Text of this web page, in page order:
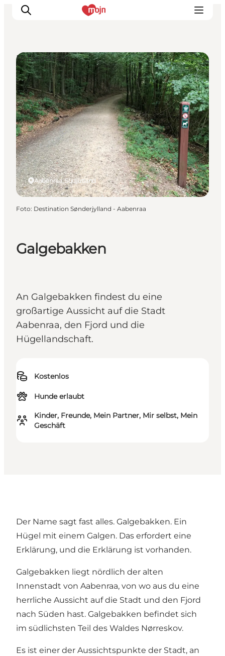
Erlebnisse
Städte und Regionen
Events
Übernachtung
Plane deine Reise
Booking
Galgebakken
An Galgebakken findest du eine
großartige Aussicht auf die Stadt
Aabenraa, den Fjord und die
Hügellandschaft.
Kostenlos
Hunde erlaubt
Kinder, Freunde, Mein Partner, Mir selbst, Mein
Geschäft
Aabenraa, Südjütland
Naturgebiete
Foto: Destination Sønderjylland - Aabenraa
Der Name sagt fast alles. Galgebakken. Ein
Hügel mit einem Galgen. Das erfordert eine
Erklärung, und die Erklärung ist vorhanden.
Galgebakken liegt nördlich der alten
Innenstadt von Aabenraa, von wo aus du eine
herrliche Aussicht auf die Stadt und den Fjord
nach Süden hast. Galgebakken befindet sich
im südlichsten Teil des Waldes Nørreskov.
Es ist einer der Aussichtspunkte der Stadt, an